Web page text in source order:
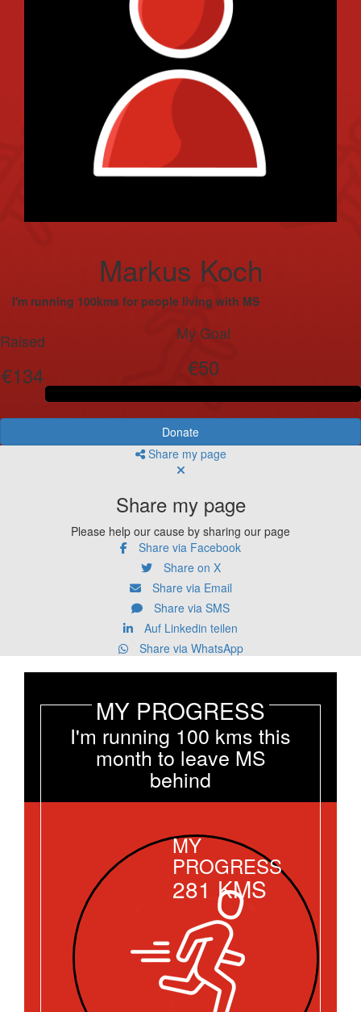
Markus Koch
I'm running 100kms for people living with MS
Raised
€134
My Goal
€50
Donate
Share my page
Share my page
Please help our cause by sharing our page
Share via Facebook
Share on X
Share via Email
Share via SMS
Auf Linkedin teilen
Share via WhatsApp
MY PROGRESS
I'm running 100 kms this
month to leave MS
behind
MY
PROGRESS
281 KMS